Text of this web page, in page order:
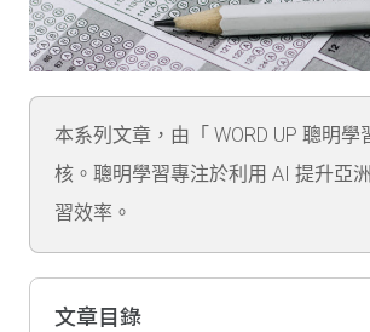
本系列文章，由「 WORD UP 聰明學
核。聰明學習專注於利用 AI 提升亞
習效率。
文章目錄